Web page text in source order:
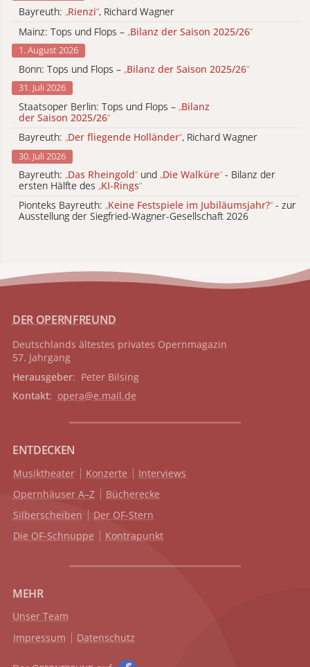
Bayreuth: „Rienzi“, Richard Wagner
Mainz: Tops und Flops – „Bilanz der Saison 2025/26“
1. August 2026
Bonn: Tops und Flops – „Bilanz der Saison 2025/26“
31. Juli 2026
Staatsoper Berlin: Tops und Flops – „Bilanz
der Saison 2025/26“
Bayreuth: „Der fliegende Holländer“, Richard Wagner
30. Juli 2026
Bayreuth: „Das Rheingold“ und „Die Walküre“ - Bilanz der
ersten Hälfte des „KI-Rings“
Pionteks Bayreuth: „Keine Festspiele im Jubiläumsjahr?“ - zur
Ausstellung der Siegfried-Wagner-Gesellschaft 2026
DER OPERNFREUND
Deutschlands ältestes privates Opernmagazin
57. Jahrgang
Herausgeber: Peter Bilsing
Kontakt: opera@e.mail.de
ENTDECKEN
Musiktheater Konzerte
Interviews
Opernhäuser A–Z
Bücherecke
Silberscheiben
Der OF-Stern
Die OF-Schnuppe
Kontrapunkt
MEHR
Unser Team
Impressum
Datenschutz